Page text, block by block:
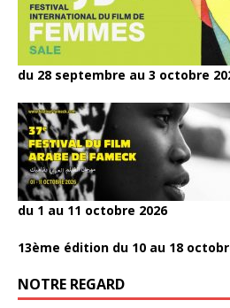
du 28 septembre au 3 octobre
du 1 au 11 octobre 2026
13ème édition du 10 au 18
NOTRE REGARD